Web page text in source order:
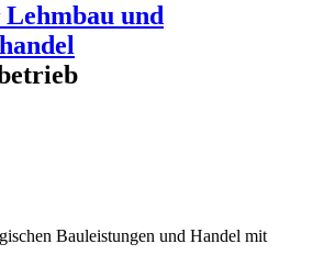
und
Bauleistungen und Handel mit